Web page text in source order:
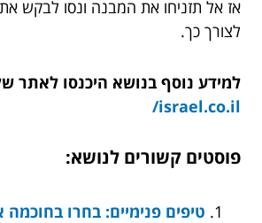
אז אל תזניחו את המבנה ונסו לבקש
לצורך כך.
למידע נוסף בנושא היכנסו לאתר
israel.co.il/
פוסטים קשורים לנושא:
טיפים פנימיים: בחרו